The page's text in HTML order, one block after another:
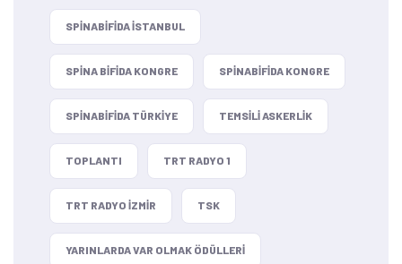
SPINABIFIDA ISTANBUL
SPINA BIFIDA KONGRE SPINABIFIDA KONGRE
SPINABIFIDA TÜRKIYE TEMSILI ASKERLIK
TOPLANTI TRT RADYO 1
TRT RADYO IZMIR TSK
YARINLARDA VAR OLMAK ÖDÜLLERI